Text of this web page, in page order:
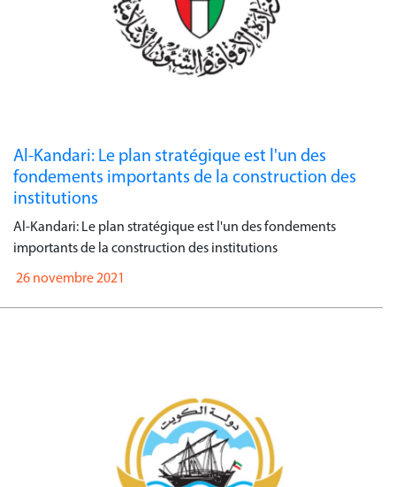
Al-Kandari: Le plan stratégique est l'un des
fondements importants de la construction des
institutions
Al-Kandari: Le plan stratégique est l'un des fondements
importants de la construction des institutions
26 novembre 2021